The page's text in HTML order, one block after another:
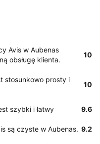
Avis w Aubenas
obsługę klienta.
10
stosunkowo prosty i
10
szybki i łatwy 9.6
są czyste w Aubenas. 9.2